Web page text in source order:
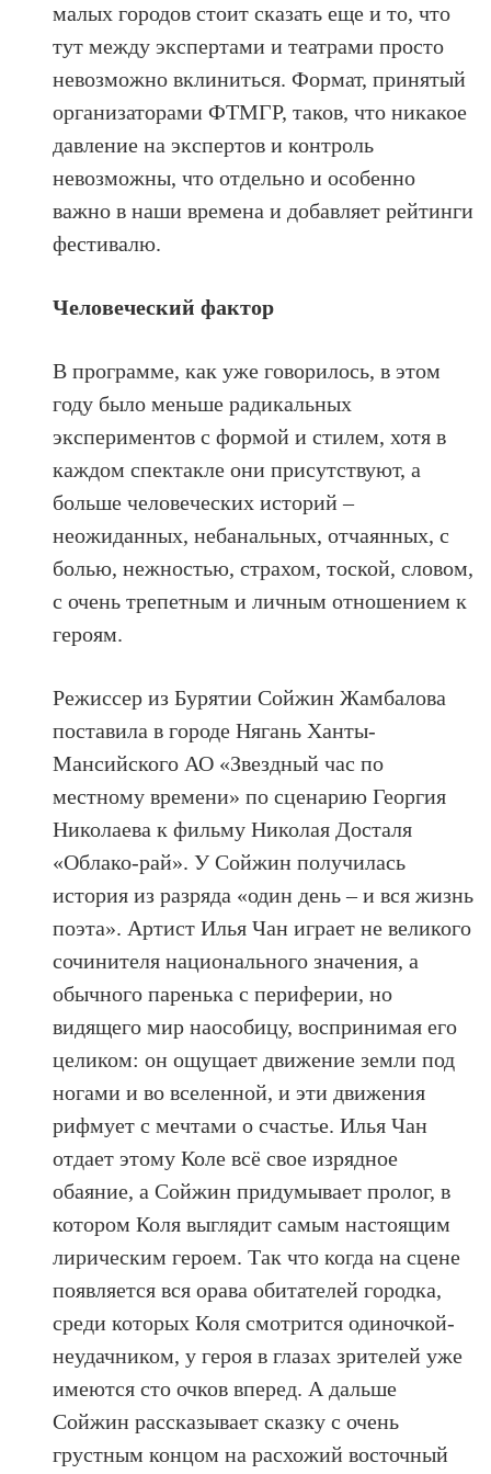
малых городов стоит сказать еще и то, что
тут между экспертами и театрами просто
невозможно вклиниться. Формат, принятый
организаторами ФТМГР, таков, что никакое
давление на экспертов и контроль
невозможны, что отдельно и особенно
важно в наши времена и добавляет рейтинги
фестивалю.
Человеческий фактор
В программе, как уже говорилось, в этом
году было меньше радикальных
экспериментов с формой и стилем, хотя в
каждом спектакле они присутствуют, а
больше человеческих историй –
неожиданных, небанальных, отчаянных, с
болью, нежностью, страхом, тоской, словом,
с очень трепетным и личным отношением к
героям.
Режиссер из Бурятии Сойжин Жамбалова
поставила в городе Нягань Ханты-
Мансийского АО «Звездный час по
местному времени» по сценарию Георгия
Николаева к фильму Николая Досталя
«Облако-рай». У Сойжин получилась
история из разряда «один день – и вся жизнь
поэта». Артист Илья Чан играет не великого
сочинителя национального значения, а
обычного паренька с периферии, но
видящего мир наособицу, воспринимая его
целиком: он ощущает движение земли под
ногами и во вселенной, и эти движения
рифмует с мечтами о счастье. Илья Чан
отдает этому Коле всё свое изрядное
обаяние, а Сойжин придумывает пролог, в
котором Коля выглядит самым настоящим
лирическим героем. Так что когда на сцене
появляется вся орава обитателей городка,
среди которых Коля смотрится одиночкой-
неудачником, у героя в глазах зрителей уже
имеются сто очков вперед. А дальше
Сойжин рассказывает сказку с очень
грустным концом на расхожий восточный